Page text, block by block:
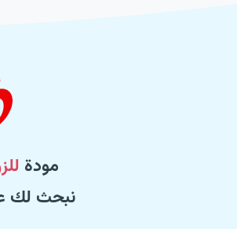
مودة
نبحث لك